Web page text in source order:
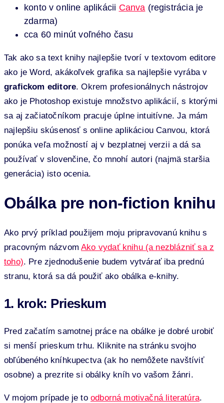
konto v online aplikácii Canva (registrácia je
zdarma)
cca 60 minút voľného času
Tak ako sa text knihy najlepšie tvorí v textovom editore
ako je Word, akákoľvek grafika sa najlepšie vyrába v
grafickom editore. Okrem profesionálnych nástrojov
ako je Photoshop existuje množstvo aplikácií, s ktorými
sa aj začiatočníkom pracuje úplne intuitívne. Ja mám
najlepšiu skúsenosť s online aplikáciou Canvou, ktorá
ponúka veľa možností aj v bezplatnej verzii a dá sa
používať v slovenčine, čo mnohí autori (najmä staršia
generácia) isto ocenia.
Obálka pre non-fiction knihu
Ako prvý príklad použijem moju pripravovanú knihu s
pracovným názvomAko vydať knihu (a nezblázniť sa z
toho). Pre zjednodušenie budem vytvárať iba prednú
stranu, ktorá sa dá použiť ako obálka e-knihy.
1. krok: Prieskum
Pred začatím samotnej práce na obálke je dobré urobiť
si menší prieskum trhu. Kliknite na stránku svojho
obľúbeného kníhkupectva (ak ho nemôžete navštíviť
osobne) a prezrite si obálky kníh vo vašom žánri.
V mojom prípade je to odborná motivačná literatúra.